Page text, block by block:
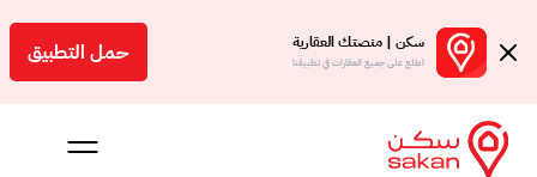
سكن | منصتك العقارية
اطلع على جميع العقارات في تطبيقنا حمل التطبيق